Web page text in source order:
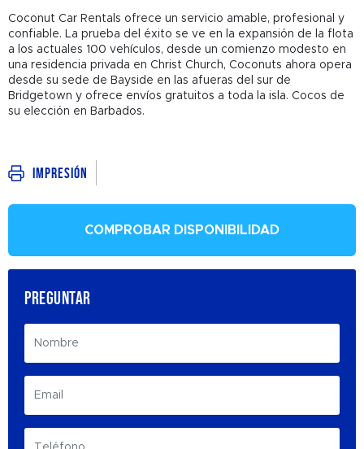
Coconut Car Rentals ofrece un servicio amable, profesional y
confiable. La prueba del éxito se ve en la expansión de la flota
a los actuales 100 vehículos, desde un comienzo modesto en
una residencia privada en Christ Church, Coconuts ahora opera
desde su sede de Bayside en las afueras del sur de
Bridgetown y ofrece envíos gratuitos a toda la isla. Cocos de
su elección en Barbados.
Impresión
COMPROBAR DISPONIBILIDAD
PREGUNTAR